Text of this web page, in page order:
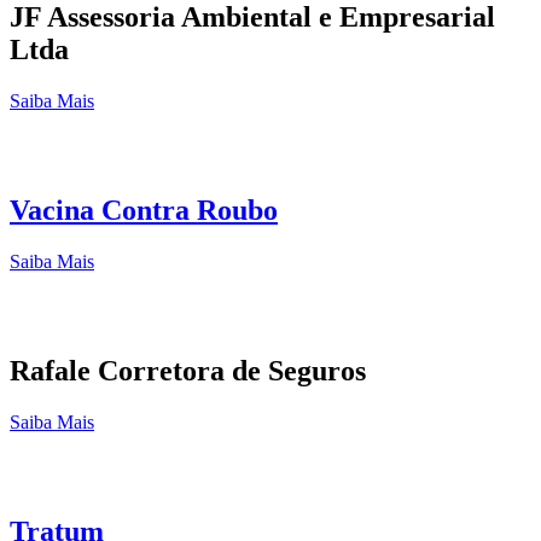
JF Assessoria Ambiental e Empresarial
Ltda
Saiba Mais
Vacina Contra Roubo
Saiba Mais
Rafale Corretora de Seguros
Saiba Mais
Tratum